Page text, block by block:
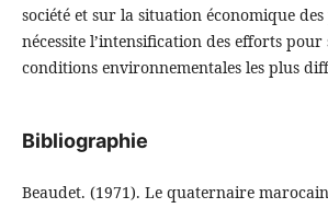
société et sur la situation économique
nécessite l’intensification des efforts pour
conditions environnementales les plus
Bibliographie
Beaudet. (1971). Le quaternaire